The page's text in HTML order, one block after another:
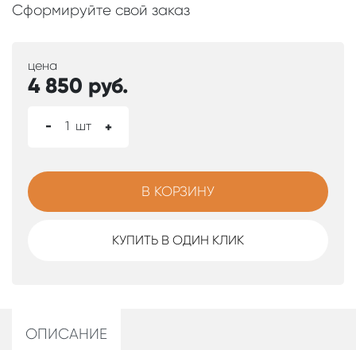
Сформируйте свой заказ
цена
4 850 руб.
- 1 шт +
В КОРЗИНУ
КУПИТЬ В ОДИН КЛИК
ОПИСАНИЕ